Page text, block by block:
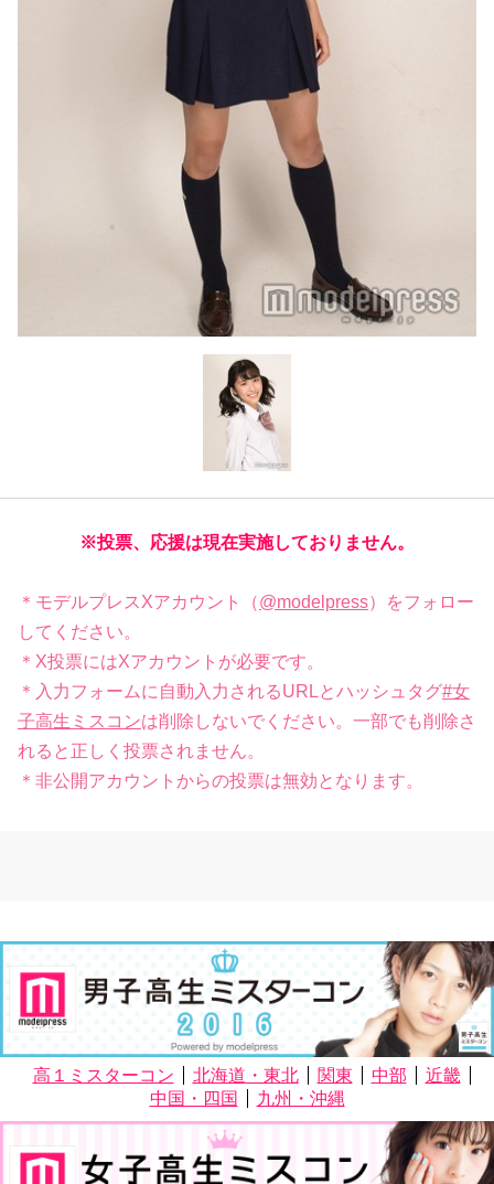
※投票、応援は現在実施しておりません。
＊モデルプレスXアカウント（@modelpress）をフォロー
してください。
＊X投票にはXアカウントが必要です。
＊入力フォームに自動入力されるURLとハッシュタグ#女
子高生ミスコンは削除しないでください。一部でも削除さ
れると正しく投票されません。
＊非公開アカウントからの投票は無効となります。
高１ミスターコン 北海道・東北 関東 中部
近畿
中国・四国
九州・沖縄